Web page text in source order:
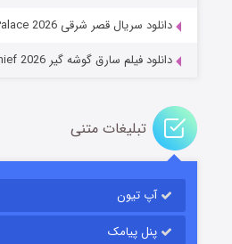
دانلود سریال قصر شرقی The East Palace 2026
دانلود فیلم سارق گوشه گیر The Isolate Thief 2026
تبلیغات متنی
آپ تیون
پنل پیامک